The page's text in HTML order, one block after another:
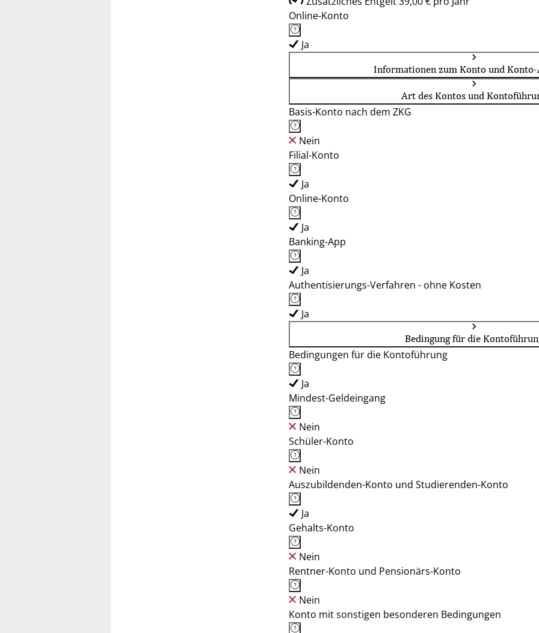
Online-Konto
Ja
Informationen zum Konto und
Art des Kontos und
Basis-Konto nach dem ZKG
Nein
Filial-Konto
Ja
Online-Konto
Ja
Banking-App
Ja
Authentisierungs-Verfahren - ohne Kosten
Ja
Bedingung für die
Bedingungen für die Kontoführung
Ja
Mindest-Geldeingang
Nein
Schüler-Konto
Nein
Auszubildenden-Konto und Studierenden-Konto
Ja
Gehalts-Konto
Nein
Rentner-Konto und Pensionärs-Konto
Nein
Konto mit sonstigen besonderen Bedingungen